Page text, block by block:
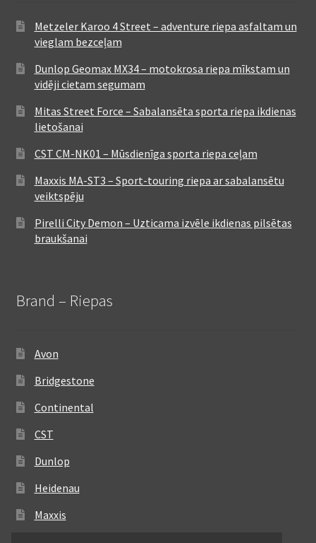
Metzeler Karoo 4 Street – adventure riepa asfaltam un
vieglam bezceļam
Dunlop Geomax MX34 – motokrosa riepa mīkstam un
vidēji cietam segumam
Mitas Street Force – Sabalansēta sporta riepa ikdienas
lietošanai
CST CM-NK01 – Mūsdienīga sporta riepa ceļam
Maxxis MA-ST3 – Sport-touring riepa ar sabalansētu
veiktspēju
Pirelli City Demon – Uzticama izvēle ikdienas pilsētas
braukšanai
Brand – Riepas
Avon
Bridgestone
Continental
CST
Dunlop
Heidenau
Maxxis